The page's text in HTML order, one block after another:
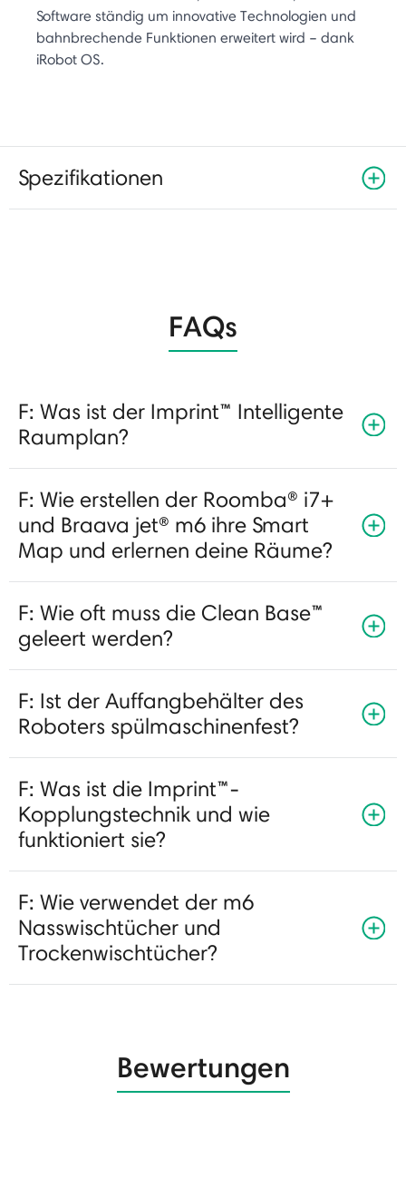
Software ständig um innovative Technologien und
bahnbrechende Funktionen erweitert wird – dank
iRobot OS.
Spezifikationen
FAQs
F: Was ist der Imprint™ Intelligente
Raumplan?
F: Wie erstellen der Roomba® i7+
und Braava jet® m6 ihre Smart
Map und erlernen deine Räume?
F: Wie oft muss die Clean Base™
geleert werden?
F: Ist der Auffangbehälter des
Roboters spülmaschinenfest?
F: Was ist die Imprint™-
Kopplungstechnik und wie
funktioniert sie?
F: Wie verwendet der m6
Nasswischtücher und
Trockenwischtücher?
Bewertungen